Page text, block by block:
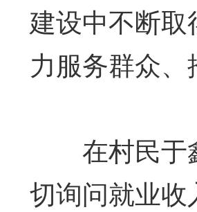
建设中不断
力服务群众、
在村民于鑫
切询问就业收